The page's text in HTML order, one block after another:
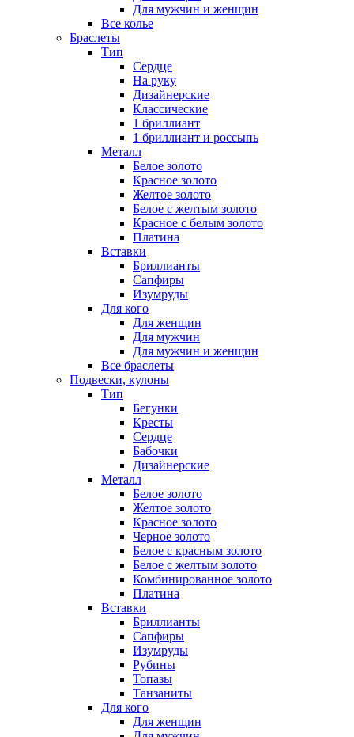
Для мужчин и женщин
Все колье
Браслеты
Тип
Сердце
На руку
Дизайнерские
Классические
1 бриллиант
1 бриллиант и россыпь
Металл
Белое золото
Красное золото
Желтое золото
Белое с желтым золото
Красное с белым золото
Платина
Вставки
Бриллианты
Сапфиры
Изумруды
Для кого
Для женщин
Для мужчин
Для мужчин и женщин
Все браслеты
Подвески, кулоны
Тип
Бегунки
Кресты
Сердце
Бабочки
Дизайнерские
Металл
Белое золото
Желтое золото
Красное золото
Черное золото
Белое с красным золото
Белое с желтым золото
Комбинированное золото
Платина
Вставки
Бриллианты
Сапфиры
Изумруды
Рубины
Топазы
Танзаниты
Для кого
Для женщин